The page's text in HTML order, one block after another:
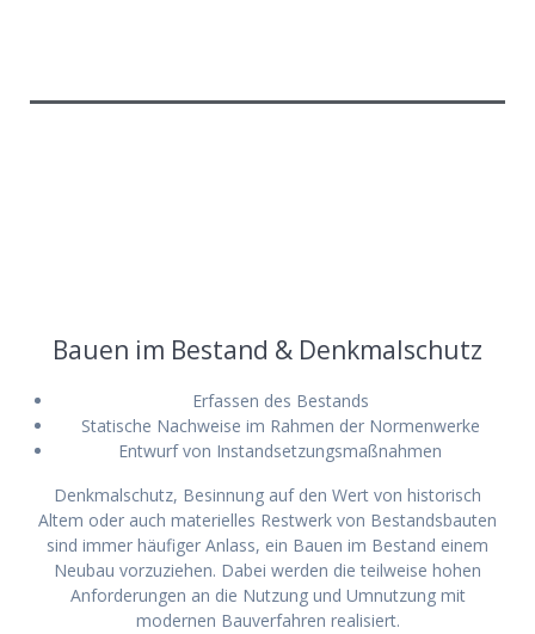
Bauen im Bestand & Denkmalschutz
Erfassen des Bestands
Statische Nachweise im Rahmen der Normenwerke
Entwurf von Instandsetzungsmaßnahmen
Denkmalschutz, Besinnung auf den Wert von historisch
Altem oder auch materielles Restwerk von Bestandsbauten
sind immer häufiger Anlass, ein Bauen im Bestand einem
Neubau vorzuziehen. Dabei werden die teilweise hohen
Anforderungen an die Nutzung und Umnutzung mit
modernen Bauverfahren realisiert.